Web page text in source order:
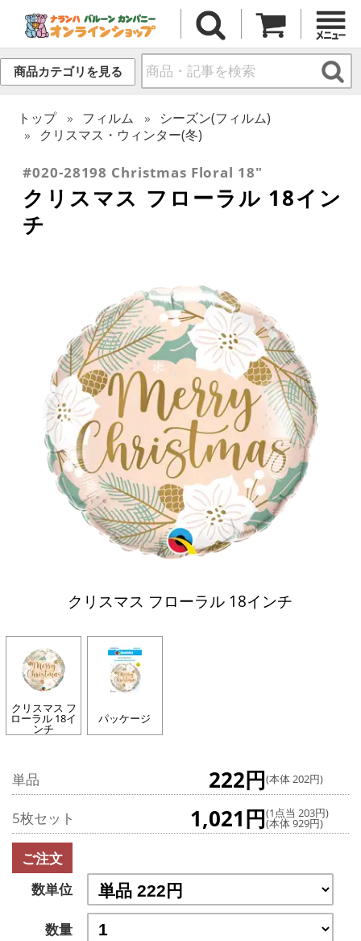
商品カテゴリを見る
トップ フィルム
シーズン(フィルム)
クリスマス・ウィンター(冬)
#020-28198 Christmas Floral 18"
クリスマス フローラル 18イン
チ
クリスマス フローラル 18インチ
クリスマス フ
ローラル 18イ
ンチ
パッケージ
単品 222円(本体 202円)
5枚セット 1,021円(1点当 203円)
(本体 929円)
ご注文
数単位
数量